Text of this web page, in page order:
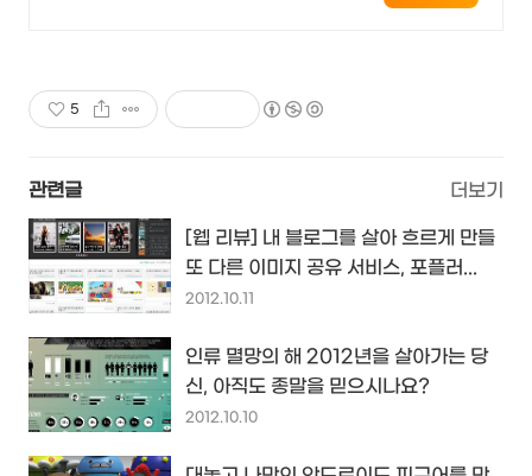
5
관련글 더보기
[웹 리뷰] 내 블로그를 살아 흐르게 만들
또 다른 이미지 공유 서비스, 포플러...
2012.10.11
인류 멸망의 해 2012년을 살아가는 당
신, 아직도 종말을 믿으시나요?
2012.10.10